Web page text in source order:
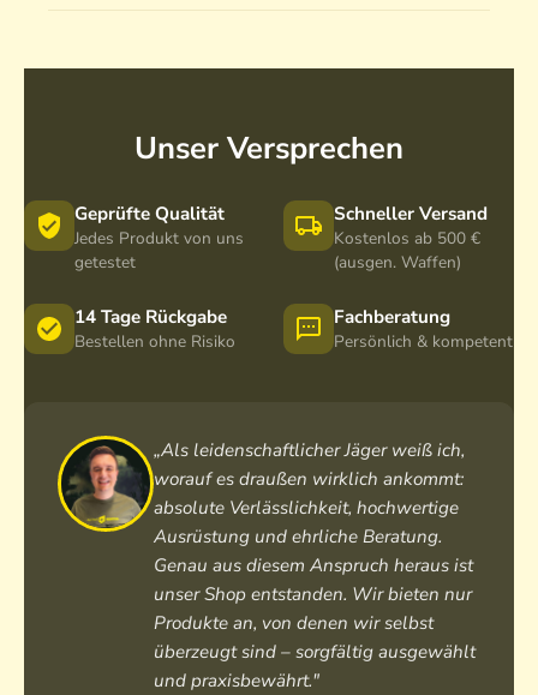
Unser Versprechen
Geprüfte Qualität
Jedes Produkt von uns
getestet
Schneller Versand
Kostenlos ab 500 €
(ausgen. Waffen)
14 Tage Rückgabe
Bestellen ohne Risiko
Fachberatung
Persönlich & kompetent
„Als leidenschaftlicher Jäger weiß ich,
worauf es draußen wirklich ankommt:
absolute Verlässlichkeit, hochwertige
Ausrüstung und ehrliche Beratung.
Genau aus diesem Anspruch heraus ist
unser Shop entstanden. Wir bieten nur
Produkte an, von denen wir selbst
überzeugt sind – sorgfältig ausgewählt
und praxisbewährt."